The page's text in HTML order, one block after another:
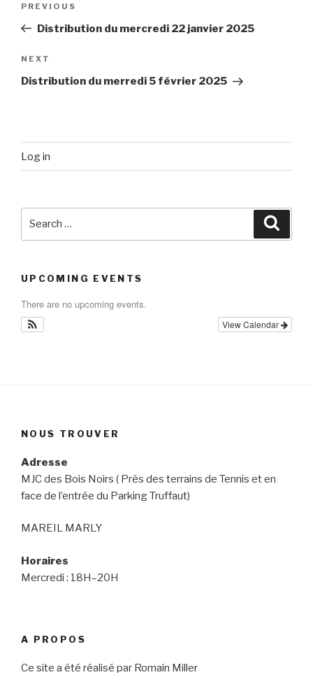
Previous
Post
PREVIOUS
Distribution du mercredi 22 janvier 2025
Next
Post
NEXT
Distribution du merredi 5 février 2025
Log in
UPCOMING EVENTS
There are no upcoming events.
View Calendar
NOUS TROUVER
Adresse
MJC des Bois Noirs ( Près des terrains de Tennis et en
face de l’entrée du Parking Truffaut)
MAREIL MARLY
Horaires
Mercredi : 18H–20H
A PROPOS
Ce site a été réalisé par Romain Miller